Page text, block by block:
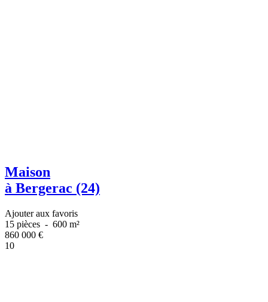
Maison
à Bergerac (24)
Ajouter aux favoris
15 pièces - 600 m²
860 000 €
10